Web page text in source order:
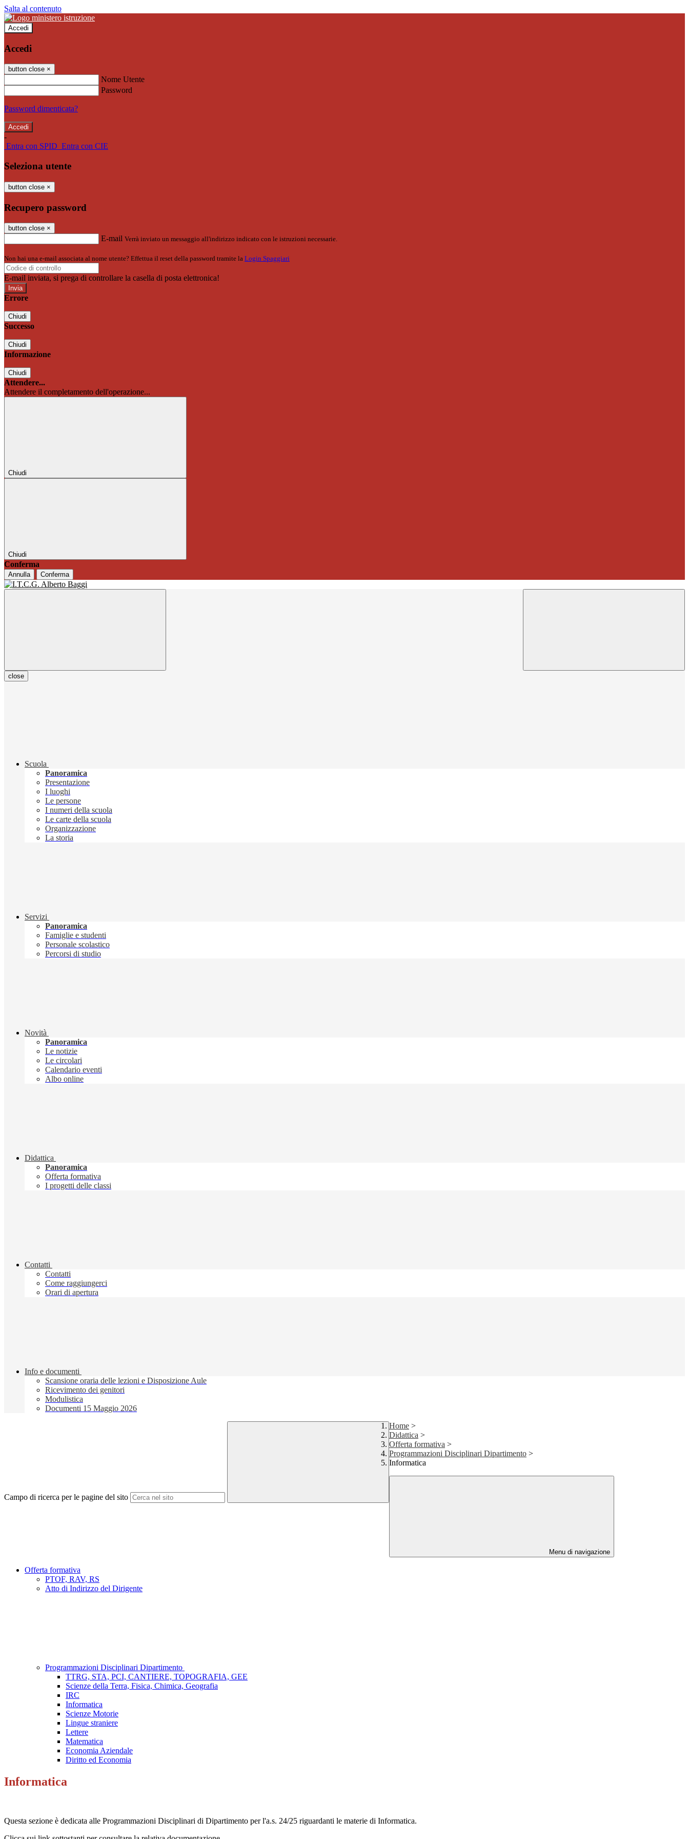
Salta al contenuto
Accedi
Accedi
button close ×
Nome Utente
Password
Password dimenticata?
-
Entra con SPID Entra con CIE
Seleziona utente
button close ×
Recupero password
button close ×
E-mail Verrà inviato un messaggio all'indirizzo indicato con le istruzioni necessarie.
Non hai una e-mail associata al nome utente? Effettua il reset della password tramite la Login Spaggiari
E-mail inviata, si prega di controllare la casella di posta elettronica!
Errore
Chiudi
Successo
Chiudi
Informazione
Chiudi
Attendere...
Attendere il completamento dell'operazione...
Chiudi
Chiudi
Conferma
Annulla Conferma
close
Scuola
Panoramica
Presentazione
I luoghi
Le persone
I numeri della scuola
Le carte della scuola
Organizzazione
La storia
Servizi
Panoramica
Famiglie e studenti
Personale scolastico
Percorsi di studio
Novità
Panoramica
Le notizie
Le circolari
Calendario eventi
Albo online
Didattica
Panoramica
Offerta formativa
I progetti delle classi
Contatti
Contatti
Come raggiungerci
Orari di apertura
Info e documenti
Scansione oraria delle lezioni e Disposizione Aule
Ricevimento dei genitori
Modulistica
Documenti 15 Maggio 2026
Campo di ricerca per le pagine del sito
Home >
Didattica >
Offerta formativa >
Programmazioni Disciplinari Dipartimento >
Informatica
Menu di navigazione
Offerta formativa
PTOF, RAV, RS
Atto di Indirizzo del Dirigente
Programmazioni Disciplinari Dipartimento
TTRG, STA, PCI, CANTIERE, TOPOGRAFIA, GEE
Scienze della Terra, Fisica, Chimica, Geografia
IRC
Informatica
Scienze Motorie
Lingue straniere
Lettere
Matematica
Economia Aziendale
Diritto ed Economia
Informatica
Questa sezione è dedicata alle Programmazioni Disciplinari di Dipartimento per l'a.s. 24/25 riguardanti le materie di Informatica.